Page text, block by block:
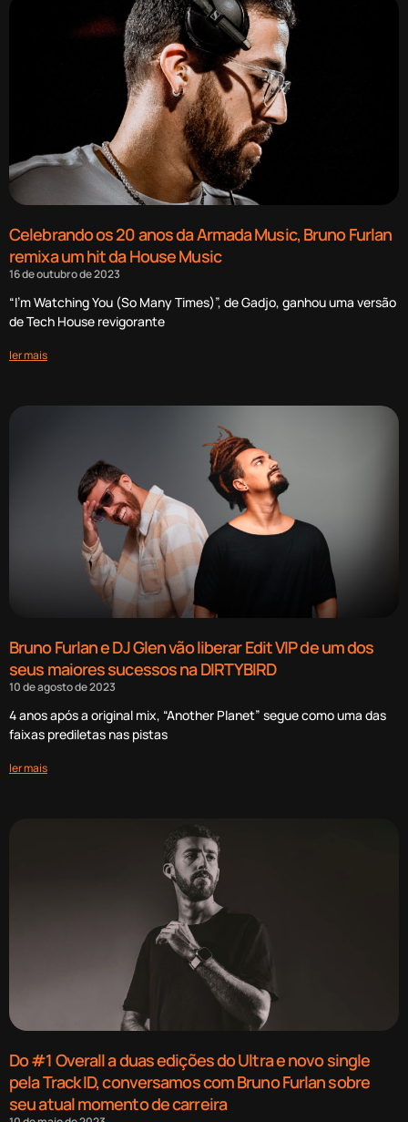
Celebrando os 20 anos da Armada Music, Bruno Furlan
remixa um hit da House Music
16 de outubro de 2023
“I’m Watching You (So Many Times)”, de Gadjo, ganhou uma versão
de Tech House revigorante
ler mais
Bruno Furlan e DJ Glen vão liberar Edit VIP de um dos
seus maiores sucessos na DIRTYBIRD
10 de agosto de 2023
4 anos após a original mix, “Another Planet” segue como uma das
faixas prediletas nas pistas
ler mais
Do #1 Overall a duas edições do Ultra e novo single
pela Track ID, conversamos com Bruno Furlan sobre
seu atual momento de carreira